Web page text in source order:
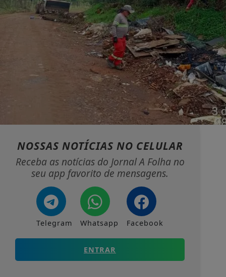
NOSSAS NOTÍCIAS NO CELULAR
Receba as notícias do Jornal A Folha no
seu app favorito de mensagens.
Telegram Whatsapp Facebook
ENTRAR